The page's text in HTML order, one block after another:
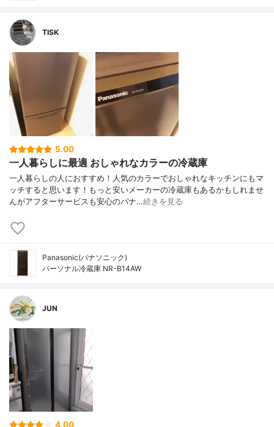
TISK
5.00
一人暮らしに最適 おしゃれなカラーの冷蔵庫
一人暮らしの人におすすめ！人気のカラーでおしゃれなキッチンにもマ
ッチすると思います！もっと安いメーカーの冷蔵庫もあるかもしれませ
んがアフターサービスも安心のパナ…続きを見る
Panasonic(パナソニック)
パーソナル冷蔵庫 NR-B14AW
JUN
4.00